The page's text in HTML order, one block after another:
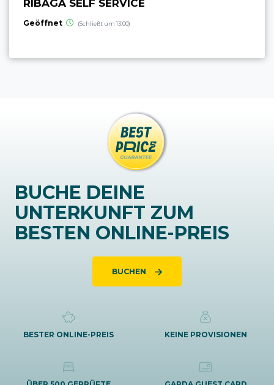
RIBAGA SELF SERVICE
Geöffnet (Schließt um 13:00)
BUCHE DEINE
UNTERKUNFT ZUM
BESTEN ONLINE-PREIS
BUCHEN
BESTER ONLINE-PREIS KEINE PROVISIONEN